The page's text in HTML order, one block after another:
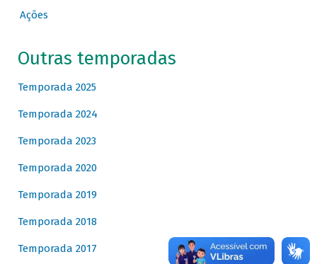
Ações
Outras temporadas
Temporada 2025
Temporada 2024
Temporada 2023
Temporada 2020
Temporada 2019
Temporada 2018
Temporada 2017